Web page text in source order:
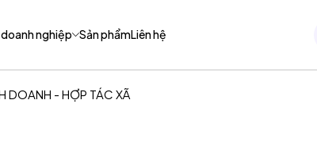
nghiệp Sản phẩmLiên hệ
DOANH - HỢP TÁC XÃ